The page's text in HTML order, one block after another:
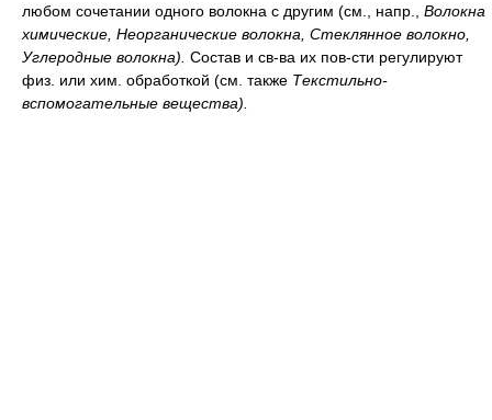
любом сочетании одного волокна с другим (см., напр., Волокна
химические, Неорганические волокна, Стеклянное волокно,
Углеродные волокна). Состав и св-ва их пов-сти регулируют
физ. или хим. обработкой (см. также Текстильно-
вспомогательные вещества).